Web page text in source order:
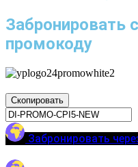
Забронировать
промокоду
Скопировать
Забронировать